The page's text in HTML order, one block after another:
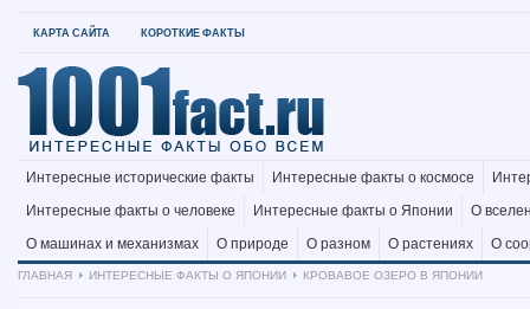
КАРТА САЙТА КОРОТКИЕ ФАКТЫ
Интересные исторические факты Интересные факты о космосе
Интересные факты о человеке
Интересные факты о Японии
О
О машинах и механизмах
О природе О разном О растениях
О
ГЛАВНАЯ
ИНТЕРЕСНЫЕ ФАКТЫ О ЯПОНИИ КРОВАВОЕ ОЗЕРО В ЯПОНИИ